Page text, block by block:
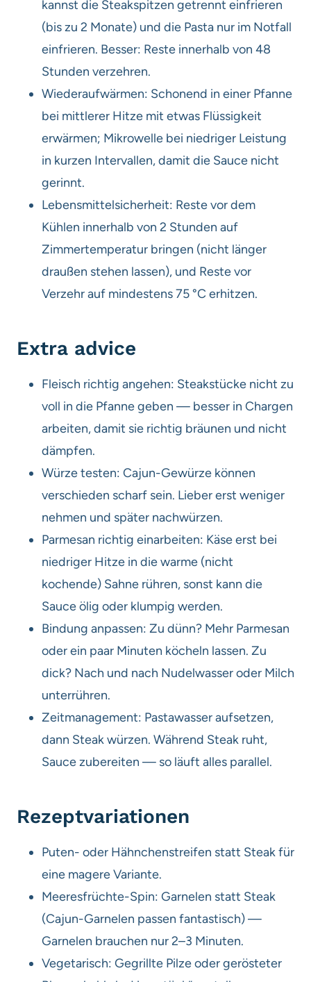
kannst die Steakspitzen getrennt einfrieren
(bis zu 2 Monate) und die Pasta nur im Notfall
einfrieren. Besser: Reste innerhalb von 48
Stunden verzehren.
Wiederaufwärmen: Schonend in einer Pfanne
bei mittlerer Hitze mit etwas Flüssigkeit
erwärmen; Mikrowelle bei niedriger Leistung
in kurzen Intervallen, damit die Sauce nicht
gerinnt.
Lebensmittelsicherheit: Reste vor dem
Kühlen innerhalb von 2 Stunden auf
Zimmertemperatur bringen (nicht länger
draußen stehen lassen), und Reste vor
Verzehr auf mindestens 75 °C erhitzen.
Extra advice
Fleisch richtig angehen: Steakstücke nicht zu
voll in die Pfanne geben — besser in Chargen
arbeiten, damit sie richtig bräunen und nicht
dämpfen.
Würze testen: Cajun-Gewürze können
verschieden scharf sein. Lieber erst weniger
nehmen und später nachwürzen.
Parmesan richtig einarbeiten: Käse erst bei
niedriger Hitze in die warme (nicht
kochende) Sahne rühren, sonst kann die
Sauce ölig oder klumpig werden.
Bindung anpassen: Zu dünn? Mehr Parmesan
oder ein paar Minuten köcheln lassen. Zu
dick? Nach und nach Nudelwasser oder Milch
unterrühren.
Zeitmanagement: Pastawasser aufsetzen,
dann Steak würzen. Während Steak ruht,
Sauce zubereiten — so läuft alles parallel.
Rezeptvariationen
Puten- oder Hähnchenstreifen statt Steak für
eine magere Variante.
Meeresfrüchte-Spin: Garnelen statt Steak
(Cajun-Garnelen passen fantastisch) —
Garnelen brauchen nur 2–3 Minuten.
Vegetarisch: Gegrillte Pilze oder gerösteter